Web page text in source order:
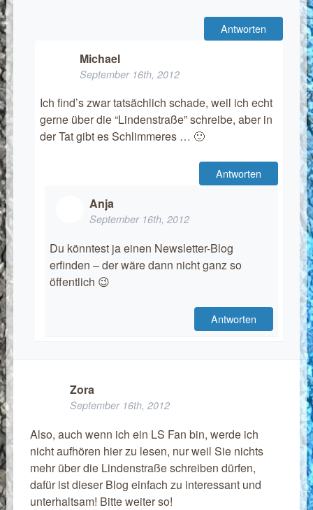
Antworten
Michael
September 16th, 2012
Ich find’s zwar tatsächlich schade, weil ich echt
gerne über die “Lindenstraße” schreibe, aber in
der Tat gibt es Schlimmeres … 🙂
Antworten
Anja
September 16th, 2012
Du könntest ja einen Newsletter-Blog
erfinden – der wäre dann nicht ganz so
öffentlich 😉
Antworten
Zora
September 16th, 2012
Also, auch wenn ich ein LS Fan bin, werde ich
nicht aufhören hier zu lesen, nur weil Sie nichts
mehr über die Lindenstraße schreiben dürfen,
dafür ist dieser Blog einfach zu interessant und
unterhaltsam! Bitte weiter so!